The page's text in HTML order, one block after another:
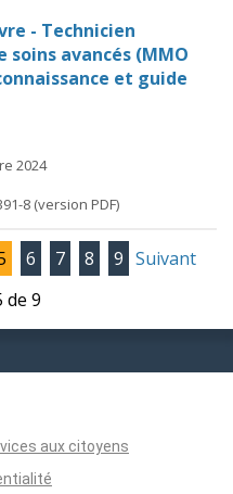
- Technicien
avancés (MMO
et guide
2024
8 (version PDF)
6 7 8 9 Suivant
de 9
aux citoyens